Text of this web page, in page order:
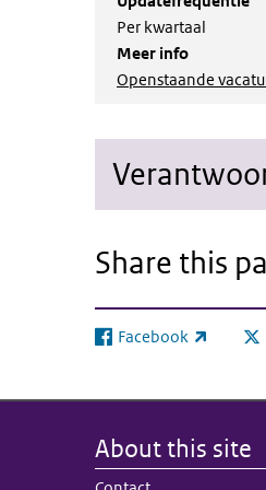
Per kwartaal
Meer info
Openstaande
Share this
Facebook
(link is external)
About this site